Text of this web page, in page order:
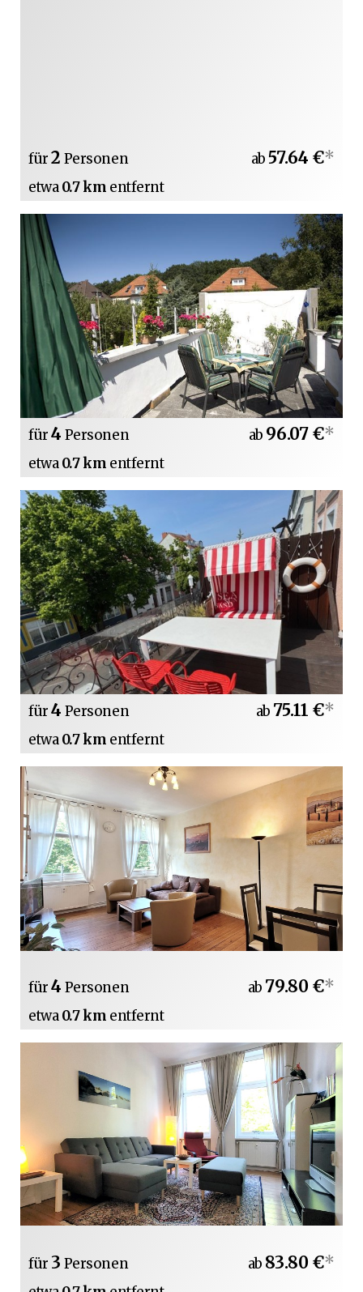
für2 Personen
etwa0.7 km entfernt
ab 57.64 €*
für4 Personen
etwa0.7 km entfernt
ab 96.07 €*
für4 Personen
etwa0.7 km entfernt
ab 75.11 €*
für4 Personen
etwa0.7 km entfernt
ab 79.80 €*
für 3 Personen
ab 83.80 €*